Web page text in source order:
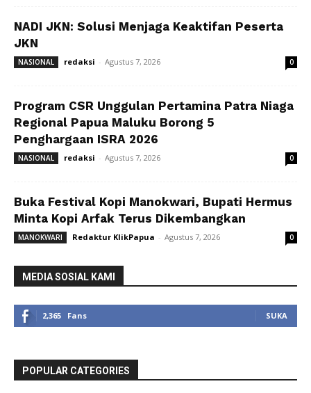
NADI JKN: Solusi Menjaga Keaktifan Peserta
JKN
NASIONAL redaksi - Agustus 7, 2026 0
Program CSR Unggulan Pertamina Patra Niaga
Regional Papua Maluku Borong 5
Penghargaan ISRA 2026
NASIONAL redaksi - Agustus 7, 2026 0
Buka Festival Kopi Manokwari, Bupati Hermus
Minta Kopi Arfak Terus Dikembangkan
MANOKWARI Redaktur KlikPapua - Agustus 7, 2026 0
MEDIA SOSIAL KAMI
2,365 Fans SUKA
POPULAR CATEGORIES